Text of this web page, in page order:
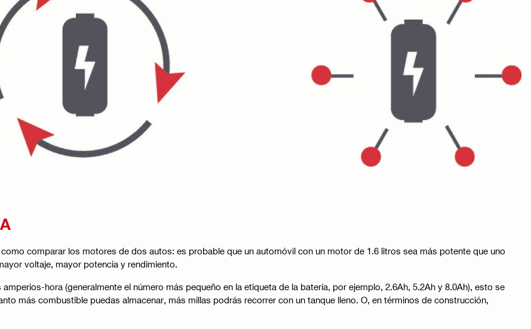
comparar los motores de dos autos: es probable que un automóvil con un motor de 1.6 litros sea más potente que uno
voltaje, mayor potencia y rendimiento.
hora (generalmente el número más pequeño en la etiqueta de la batería, por ejemplo, 2.6Ah, 5.2Ah y 8.0Ah), esto se
más combustible puedas almacenar, más millas podrás recorrer con un tanque lleno. O, en términos de construcción,